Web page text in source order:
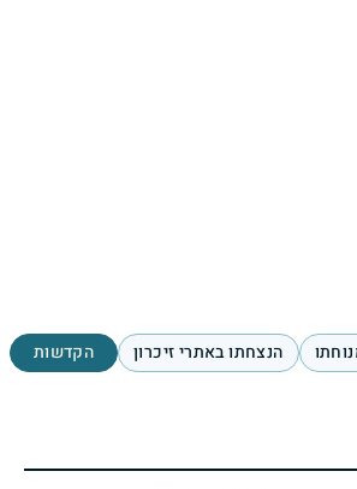
הנצחתו באתרי זיכרון הקדשות